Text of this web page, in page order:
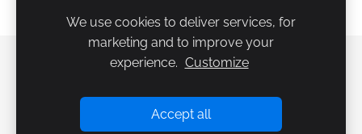
Noteikumi Kontakti Sīkdatnes
We use cookies to deliver services, for
marketing and to improve your
experience. Customize
Accept all